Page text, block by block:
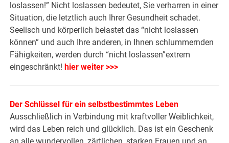
loslassen!” Nicht loslassen bedeutet, Sie verharren in einer
Situation, die letztlich auch Ihrer Gesundheit schadet.
Seelisch und körperlich belastet das “nicht loslassen
können” und auch Ihre anderen, in Ihnen schlummernden
Fähigkeiten, werden durch “nicht loslassen”extrem
eingeschränkt! hier weiter >>>
Der Schlüssel für ein selbstbestimmtes Leben
Ausschließlich in Verbindung mit kraftvoller Weiblichkeit,
wird das Leben reich und glücklich. Das ist ein Geschenk